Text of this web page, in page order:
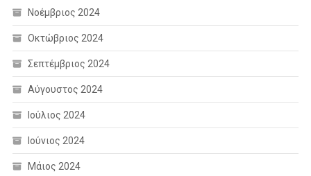
Νοέμβριος 2024
Οκτώβριος 2024
Σεπτέμβριος 2024
Αύγουστος 2024
Ιούλιος 2024
Ιούνιος 2024
Μάιος 2024